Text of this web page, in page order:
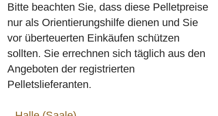
Bitte beachten Sie, dass diese Pelletpreise
nur als Orientierungshilfe dienen und Sie
vor überteuerten Einkäufen schützen
sollten. Sie errechnen sich täglich aus den
Angeboten der registrierten
Pelletslieferanten.